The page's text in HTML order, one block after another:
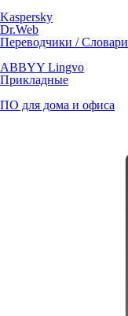
Kaspersky
Dr.Web
Переводчики / Словари
ABBYY Lingvo
Прикладные
ПО для дома и офиса